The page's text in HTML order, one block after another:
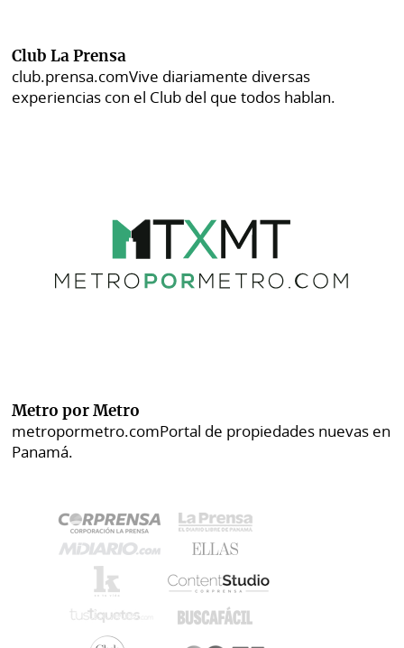
Club La Prensa
club.prensa.comVive diariamente diversas
experiencias con el Club del que todos hablan.
Metro por Metro
metropormetro.comPortal de propiedades nuevas en
Panamá.